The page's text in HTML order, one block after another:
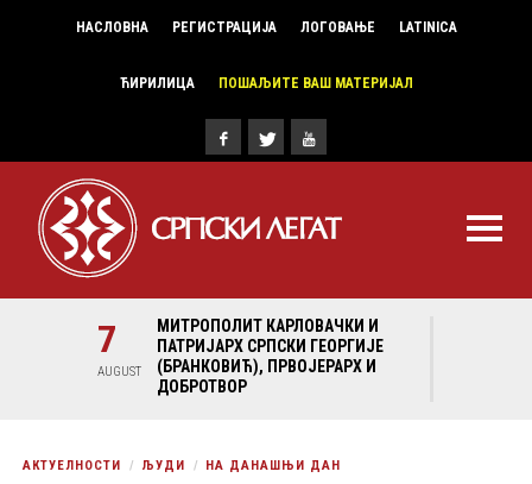
НАСЛОВНА РЕГИСТРАЦИЈА ЛОГОВАЊЕ LATINICA
ЋИРИЛИЦА ПОШАЉИТЕ ВАШ МАТЕРИЈАЛ
7
AUGUST
МИТРОПОЛИТ КАРЛОВАЧКИ И
ПАТРИЈАРХ СРПСКИ ГЕОРГИЈЕ
(БРАНКОВИЋ), ПРВОЈЕРАРХ И
ДОБРОТВОР
АКТУЕЛНОСТИ ЉУДИ НА ДАНАШЊИ ДАН